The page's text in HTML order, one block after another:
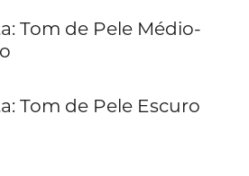
Tom de Pele Médio-
Tom de Pele Escuro